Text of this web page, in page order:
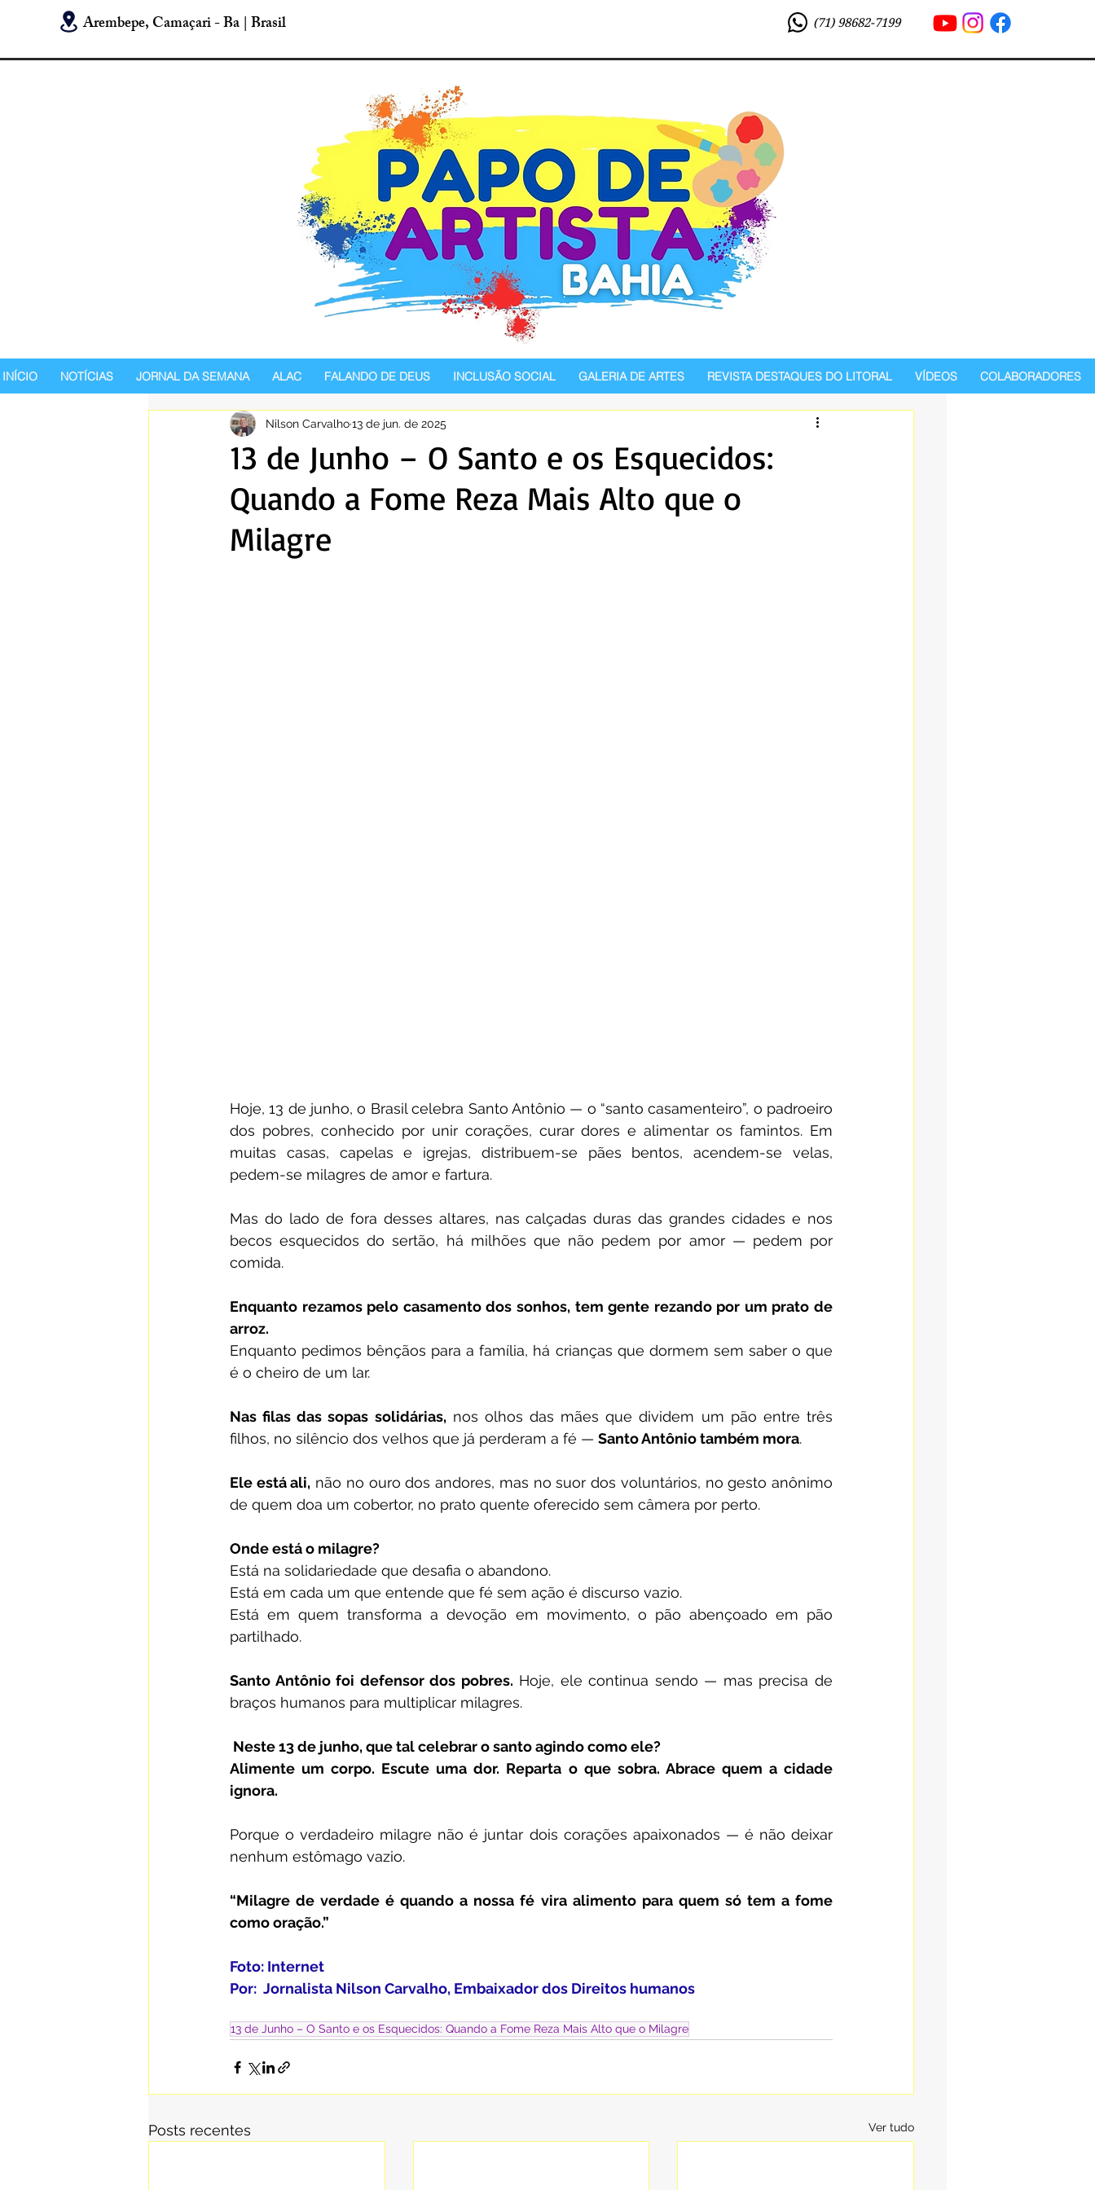
Arembepe, Camaçari - Ba | Brasil (71) 98682-7199
INÍCIO NOTÍCIAS JORNAL DA SEMANA ALAC FALANDO DE DEUS INCLUSÃO SOCIAL GALERIA DE ARTES REVISTA DESTAQUES DO LITORAL VÍDEOS COLABORADORES
13 de Junho – O Santo e os Esquecidos:
Quando a Fome Reza Mais Alto que o
Milagre
Nilson Carvalho13 de jun. de 2025
Hoje, 13 de junho, o Brasil celebra Santo Antônio — o “santo casamenteiro”, o padroeiro
dos pobres, conhecido por unir corações, curar dores e alimentar os famintos. Em
muitas casas, capelas e igrejas, distribuem-se pães bentos, acendem-se velas,
pedem-se milagres de amor e fartura.
Mas do lado de fora desses altares, nas calçadas duras das grandes cidades e nos
becos esquecidos do sertão, há milhões que não pedem por amor — pedem por
comida.
Enquanto rezamos pelo casamento dos sonhos, tem gente rezando por um prato de
arroz.
Enquanto pedimos bênçãos para a família, há crianças que dormem sem saber o que
é o cheiro de um lar.
Nas filas das sopas solidárias, nos olhos das mães que dividem um pão entre três
filhos, no silêncio dos velhos que já perderam a fé — Santo Antônio também mora.
Ele está ali, não no ouro dos andores, mas no suor dos voluntários, no gesto anônimo
de quem doa um cobertor, no prato quente oferecido sem câmera por perto.
Onde está o milagre?
Está na solidariedade que desafia o abandono.
Está em cada um que entende que fé sem ação é discurso vazio.
Está em quem transforma a devoção em movimento, o pão abençoado em pão
partilhado.
Santo Antônio foi defensor dos pobres. Hoje, ele continua sendo — mas precisa de
braços humanos para multiplicar milagres.
Neste 13 de junho, que tal celebrar o santo agindo como ele?
Alimente um corpo. Escute uma dor. Reparta o que sobra. Abrace quem a cidade
ignora.
Porque o verdadeiro milagre não é juntar dois corações apaixonados — é não deixar
nenhum estômago vazio.
“Milagre de verdade é quando a nossa fé vira alimento para quem só tem a fome
como oração.”
Foto: Internet
Por:  Jornalista Nilson Carvalho, Embaixador dos Direitos humanos
13 de Junho – O Santo e os Esquecidos: Quando a Fome Reza Mais Alto que o Milagre
Posts recentes Ver tudo